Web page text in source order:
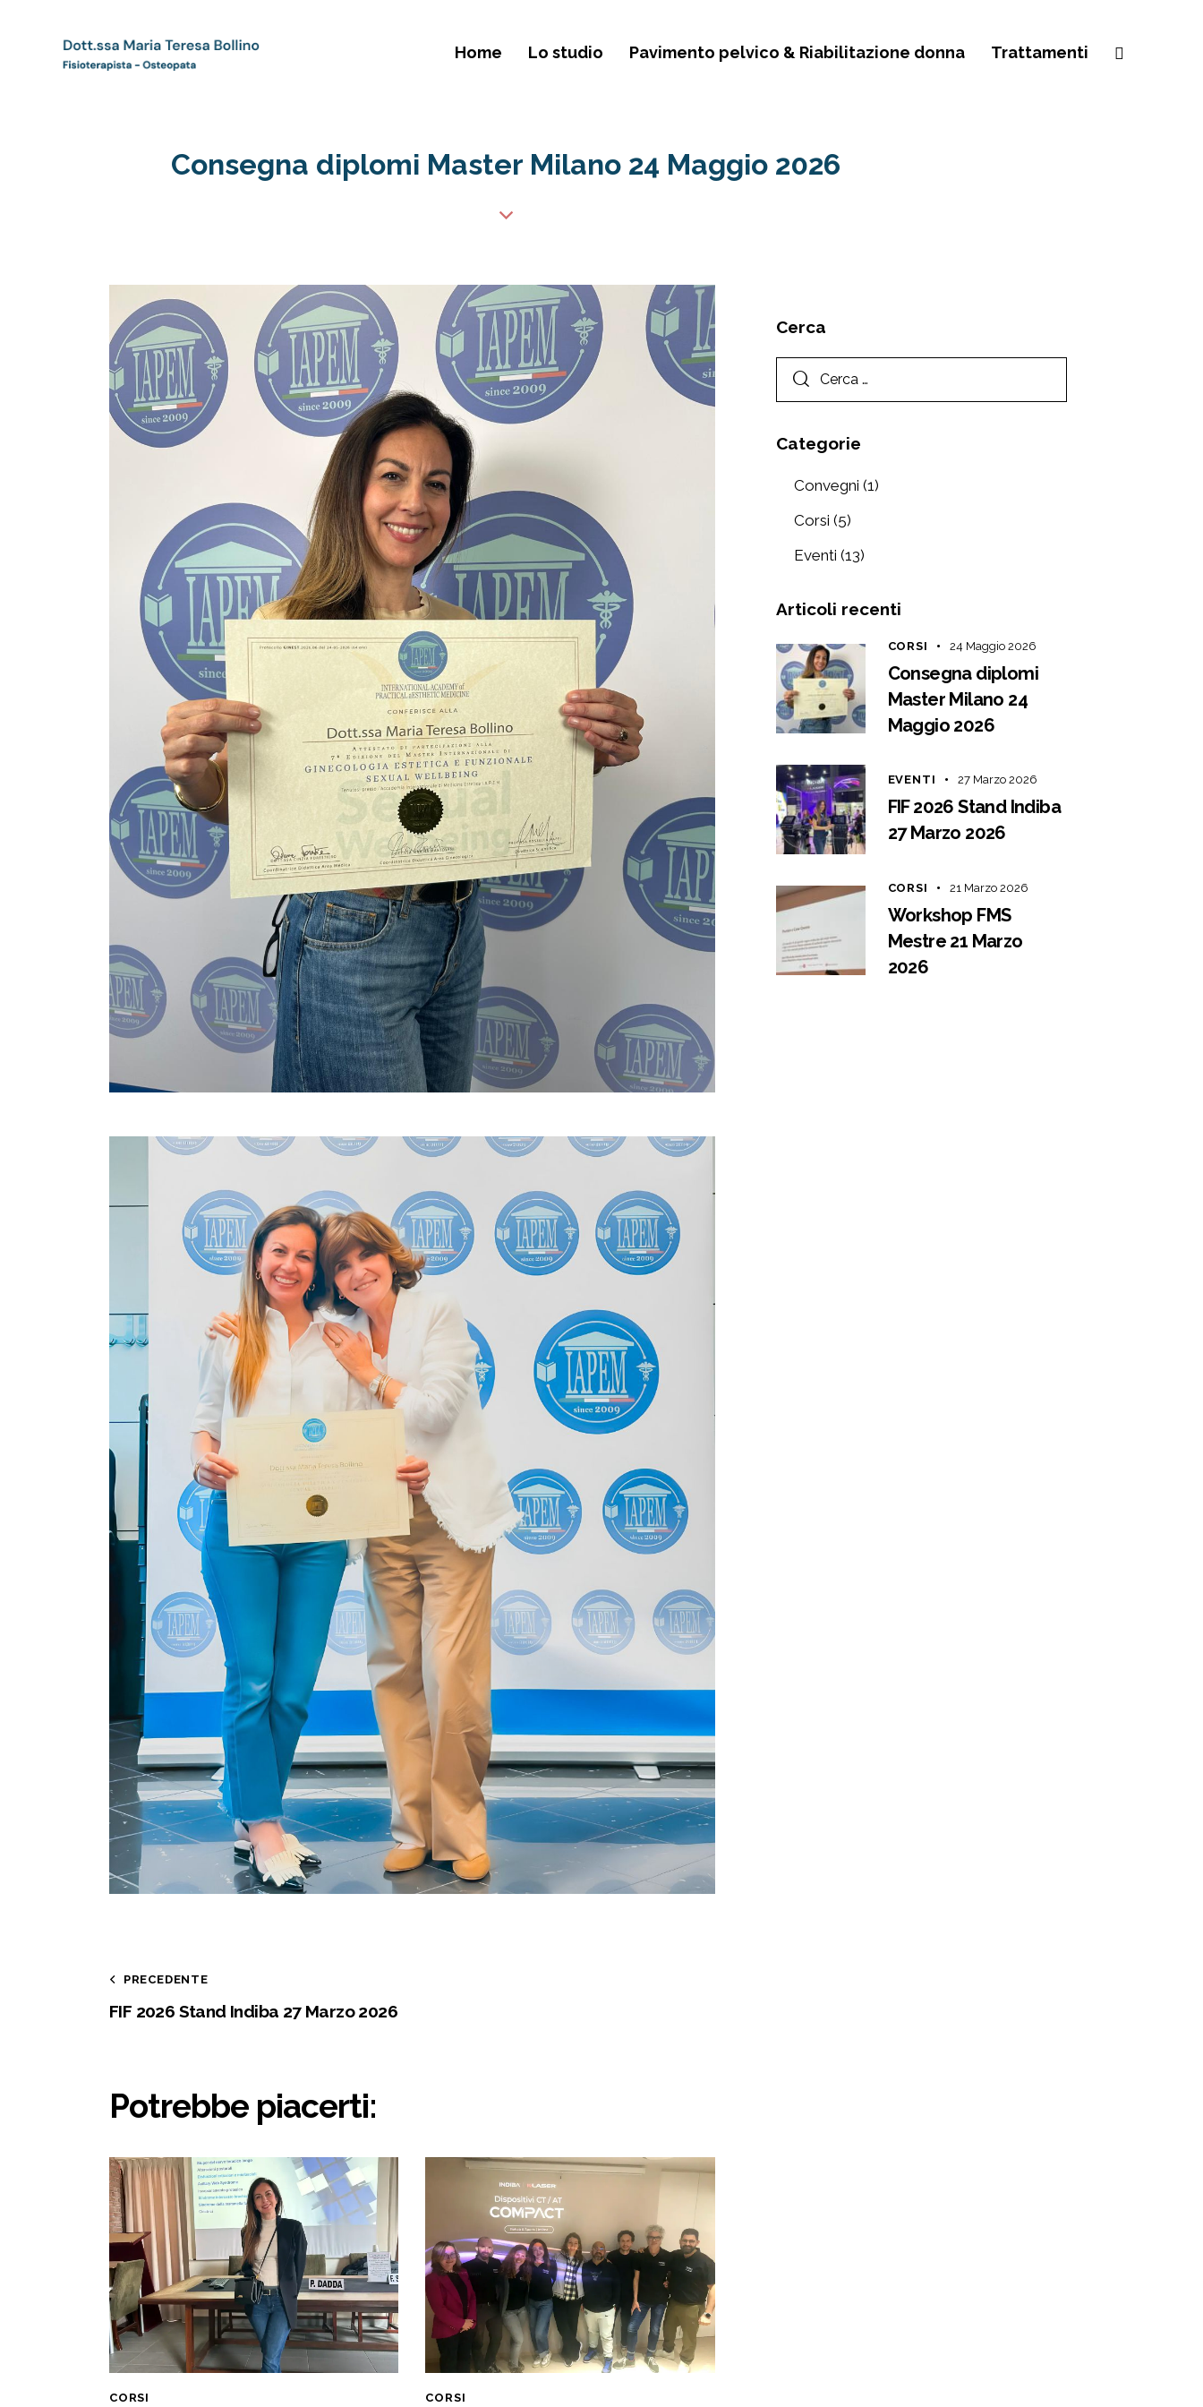
Home Lo studio Pavimento pelvico & Riabilitazione donna Trattamenti
Consegna diplomi Master Milano 24 Maggio 2026
PRECEDENTE
FIF 2026 Stand Indiba 27 Marzo 2026
Potrebbe piacerti:
CORSI CORSI
Cerca
Categorie
Convegni (1)
Corsi (5)
Eventi (13)
Articoli recenti
CORSI 24 Maggio 2026
Consegna diplomi
Master Milano 24
Maggio 2026
EVENTI 27 Marzo 2026
FIF 2026 Stand Indiba
27 Marzo 2026
CORSI 21 Marzo 2026
Workshop FMS
Mestre 21 Marzo
2026